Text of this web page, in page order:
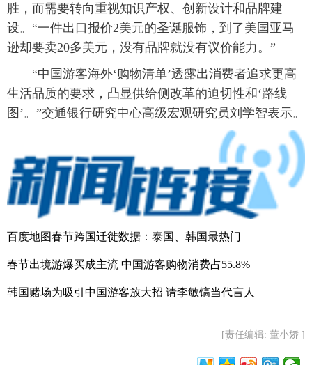
胜，而需要转向重视知识产权、创新设计和品牌建
设。“一件出口报价2美元的圣诞服饰，到了美国亚马
逊却要卖20多美元，没有品牌就没有议价能力。”
“中国游客海外‘购物清单’透露出消费者追求更高
生活品质的要求，凸显供给侧改革的迫切性和‘路线
图’。”交通银行研究中心高级宏观研究员刘学智表示。
百度地图春节跨国迁徙数据：泰国、韩国最热门
春节出境游爆买成主流 中国游客购物消费占55.8%
韩国赌场为吸引中国游客放大招 请李敏镐当代言人
[责任编辑: 董小娇 ]